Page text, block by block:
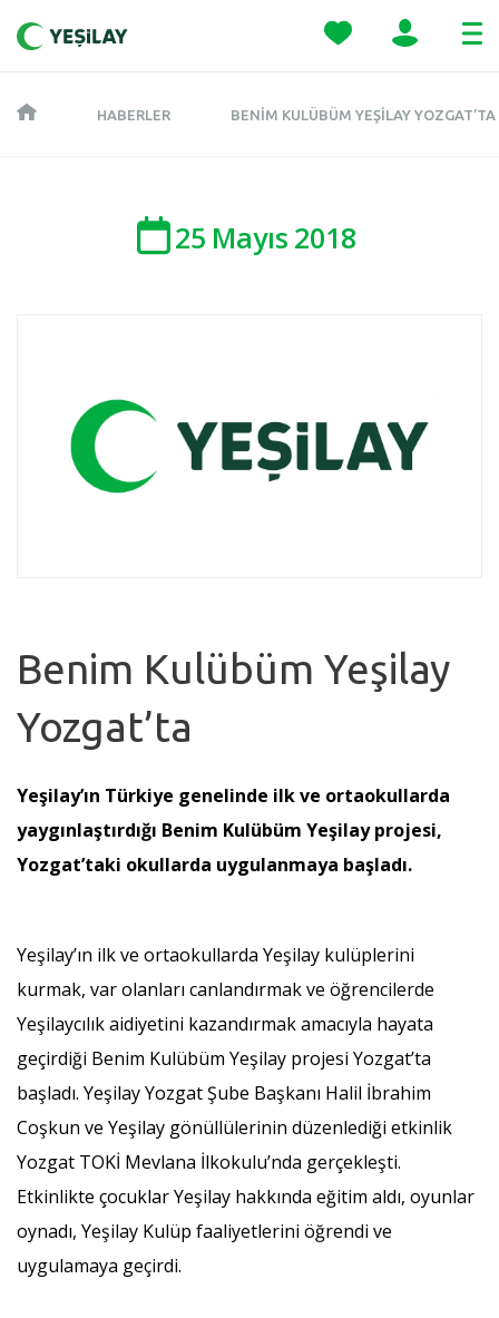
HABERLER BENIM KULÜBÜM YEŞILAY YOZGAT’TA
25 Mayıs 2018
Benim Kulübüm Yeşilay
Yozgat’ta
Yeşilay’ın Türkiye genelinde ilk ve ortaokullarda
yaygınlaştırdığı Benim Kulübüm Yeşilay projesi,
Yozgat’taki okullarda uygulanmaya başladı.
Yeşilay’ın ilk ve ortaokullarda Yeşilay kulüplerini
kurmak, var olanları canlandırmak ve öğrencilerde
Yeşilaycılık aidiyetini kazandırmak amacıyla hayata
geçirdiği Benim Kulübüm Yeşilay projesi Yozgat’ta
başladı. Yeşilay Yozgat Şube Başkanı Halil İbrahim
Coşkun ve Yeşilay gönüllülerinin düzenlediği etkinlik
Yozgat TOKİ Mevlana İlkokulu’nda gerçekleşti.
Etkinlikte çocuklar Yeşilay hakkında eğitim aldı, oyunlar
oynadı, Yeşilay Kulüp faaliyetlerini öğrendi ve
uygulamaya geçirdi.